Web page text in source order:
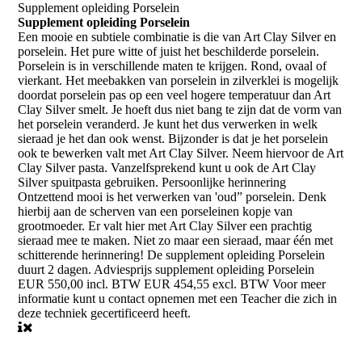
Supplement opleiding Porselein
Supplement opleiding Porselein
Een mooie en subtiele combinatie is die van Art Clay Silver en
porselein. Het pure witte of juist het beschilderde porselein.
Porselein is in verschillende maten te krijgen. Rond, ovaal of
vierkant. Het meebakken van porselein in zilverklei is mogelijk
doordat porselein pas op een veel hogere temperatuur dan Art
Clay Silver smelt. Je hoeft dus niet bang te zijn dat de vorm van
het porselein veranderd. Je kunt het dus verwerken in welk
sieraad je het dan ook wenst. Bijzonder is dat je het porselein
ook te bewerken valt met Art Clay Silver. Neem hiervoor de Art
Clay Silver pasta. Vanzelfsprekend kunt u ook de Art Clay
Silver spuitpasta gebruiken. Persoonlijke herinnering
Ontzettend mooi is het verwerken van 'oud” porselein. Denk
hierbij aan de scherven van een porseleinen kopje van
grootmoeder. Er valt hier met Art Clay Silver een prachtig
sieraad mee te maken. Niet zo maar een sieraad, maar één met
schitterende herinnering! De supplement opleiding Porselein
duurt 2 dagen. Adviesprijs supplement opleiding Porselein
EUR 550,00 incl. BTW EUR 454,55 excl. BTW Voor meer
informatie kunt u contact opnemen met een Teacher die zich in
deze techniek gecertificeerd heeft.